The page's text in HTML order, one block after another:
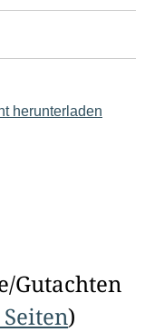
herunterladen
Gutachten
Seiten)